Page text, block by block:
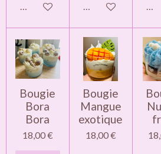
Ajouter au panierAjouter au panier
Bougie
Bora
Bora
18,00 €
Bougie
Mangue
exotique
18,00 €